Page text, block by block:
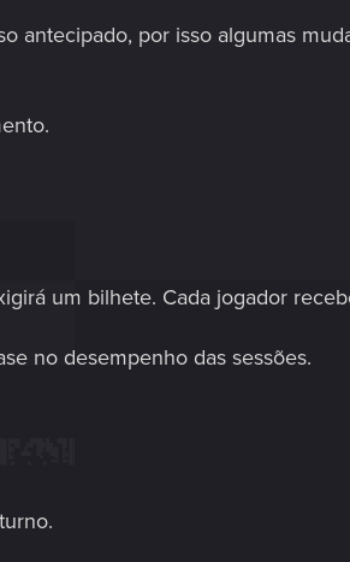
antecipado, por isso algumas
um bilhete. Cada jogador
no desempenho das sessões.